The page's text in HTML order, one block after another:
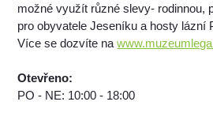
možné využít různé slevy- rodinnou,
pro obyvatele Jeseníku a hosty lázní
Více se dozvíte na
Otevřeno:
PO - NE: 10:00 - 18:00